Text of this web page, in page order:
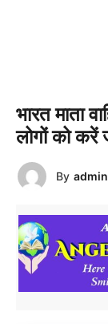
भारत माता
लोगों को
By admin